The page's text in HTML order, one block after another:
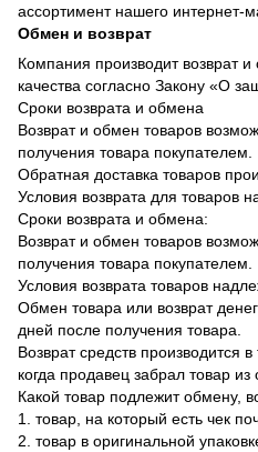
ассортимент нашего интернет-
Обмен и возврат
Компания производит возврат
качества согласно Закону «О
Сроки возврата и обмена
Возврат и обмен товаров
получения товара покупателем.
Обратная доставка товаров
Условия возврата для товаров
Сроки возврата и обмена:
Возврат и обмен товаров
получения товара покупателем.
Условия возврата товаров
Обмен товара или возврат
дней после получения товара.
Возврат средств производится
когда продавец забрал товар
Какой товар подлежит обмену,
1. товар, на который есть чек
2. товар в оригинальной